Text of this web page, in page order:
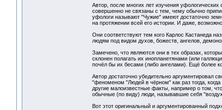
Автор, после многих лет изучения
совершенно не связаны с тем, чему обычно
уфологи называют "Чужие" имеют достаточно
на протяжении всей его истории. И даже,
Они соответствуют тем кого Карлос Кастанеда
людям под видом духов, божеств, ангелов,
Замечено, что являются они в тех образах,
склонен полагать их инопланетянами (или
почёл бы их бесами (либо ангелами). Ещё более
Автор достаточно убедительно
"феноменом "Людей в чёрном" как раз тогда,
другие малоизвестные факты, например о том,
обычные (по виду) люди, называвшие себя
Вот этот оригинальный и аргументированный